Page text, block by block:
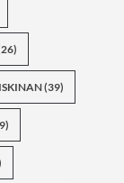
(39)